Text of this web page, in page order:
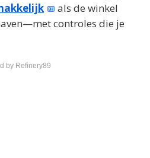
als de winkel
controles die je
by Refinery89